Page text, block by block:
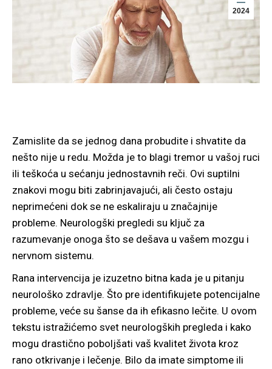
2024
Zamislite da se jednog dana probudite i shvatite da
nešto nije u redu. Možda je to blagi tremor u vašoj ruci
ili teškoća u sećanju jednostavnih reči. Ovi suptilni
znakovi mogu biti zabrinjavajući, ali često ostaju
neprimećeni dok se ne eskaliraju u značajnije
probleme. Neurologški pregledi su ključ za
razumevanje onoga što se dešava u vašem mozgu i
nervnom sistemu.
Rana intervencija je izuzetno bitna kada je u pitanju
neurološko zdravlje. Što pre identifikujete potencijalne
probleme, veće su šanse da ih efikasno lečite. U ovom
tekstu istražićemo svet neurologških pregleda i kako
mogu drastično poboljšati vaš kvalitet života kroz
rano otkrivanje i lečenje. Bilo da imate simptome ili